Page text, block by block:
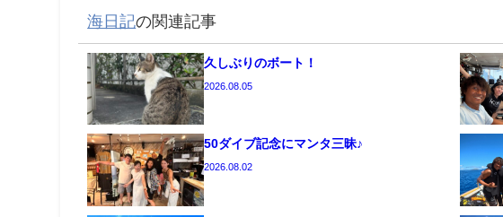
海日記の関連記事
久しぶりのボート！
2026.08.05
50ダイブ記念にマンタ三昧♪
2026.08.02